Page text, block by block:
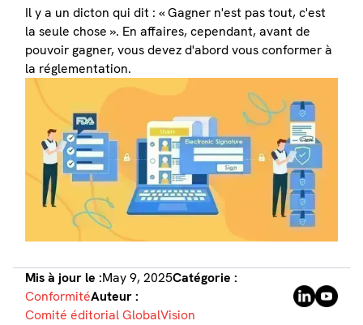
Il y a un dicton qui dit : « Gagner n'est pas tout, c'est
la seule chose ». En affaires, cependant, avant de
pouvoir gagner, vous devez d'abord vous conformer à
la réglementation.
Mis à jour le :May 9, 2025Catégorie :
ConformitéAuteur :
Comité éditorial GlobalVision